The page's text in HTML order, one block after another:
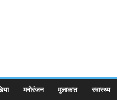
मनोरंजन मुलाकात स्वास्थ्य